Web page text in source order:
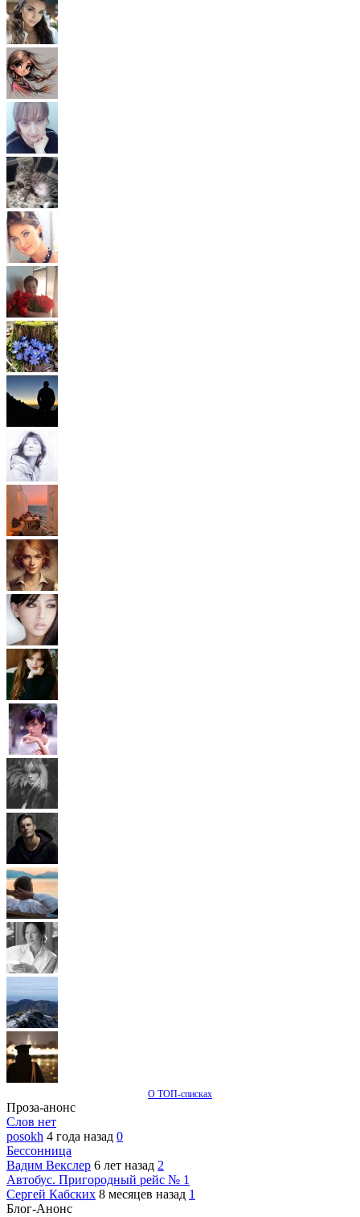
О ТОП-списках
Проза-анонс
Слов нет
posokh 4 года назад 0
Бессонница
Вадим Векслер 6 лет назад 2
Автобус. Пригородный рейс № 1
Сергей Кабских 8 месяцев назад 1
Блог-Анонс